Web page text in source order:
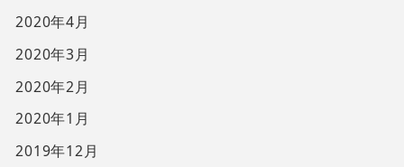
2020年4月
2020年3月
2020年2月
2020年1月
2019年12月